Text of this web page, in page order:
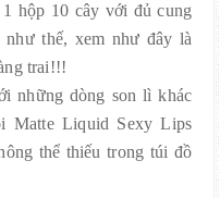
hộp 10 cây với đủ cung
thế, xem như đây là
trai!!!
những dòng son lì khác
Matte Liquid Sexy Lips
thể thiếu trong túi đồ